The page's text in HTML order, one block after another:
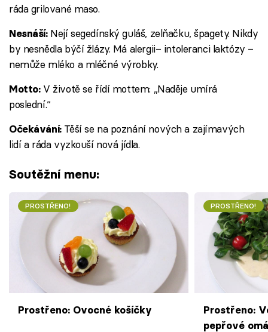
ráda grilované maso.
Nesnáší:Nejí segedínský guláš, zelňačku, špagety. Nikdy
by nesnědla býčí žlázy. Má alergii– intoleranci laktózy –
nemůže mléko a mléčné výrobky.
Motto:V životě se řídí mottem: „Naděje umírá
poslední.“
Očekávání:Těší se na poznání nových a zajímavých
lidí a ráda vyzkouší nová jídla.
Soutěžní menu:
PROSTŘENO!
Prostřeno: Ovocné košíčky
PROSTŘENO!
Prostřeno:
pepřové